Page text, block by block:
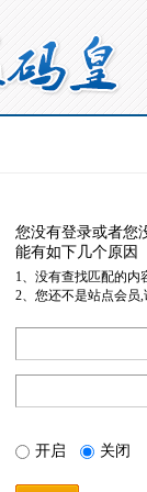
您没有登录或者您
能有如下几个原因
1、没有查找匹配的内
2、您还不是站点会员
开启 关闭